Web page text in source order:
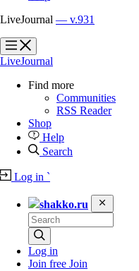
LiveJournal — v.931
?
?
LiveJournal
Find more
Communities
RSS Reader
Shop
Help
Search
Log in `
shakko.ru
Log in
Join free Join